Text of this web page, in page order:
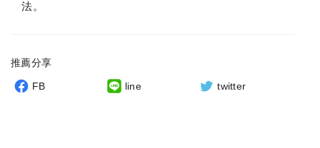
法。
推薦分享
FB line twitter